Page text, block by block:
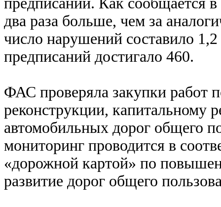
два раза больше, чем за
число нарушений составило
предписаний достигало 460.
ФАС проверяла закупки работ
реконструкции, капитальному
автомобильных дорог общего
мониторинг проводится в
«дорожной картой» по
развитие дорог общего